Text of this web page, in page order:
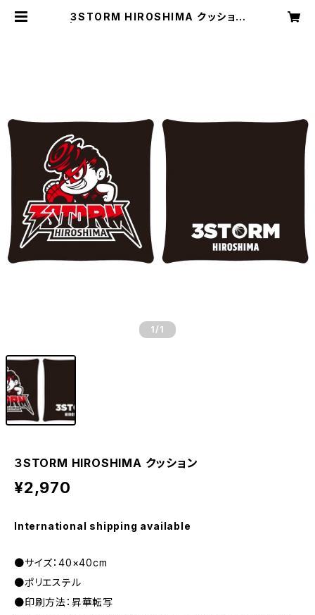
３STORM HIROSHIMA クッション
1 /1
３STORM HIROSHIMA クッション
¥2,970
International shipping available
●サイズ：40×40cm
●ポリエステル
●印刷方法：昇華転写